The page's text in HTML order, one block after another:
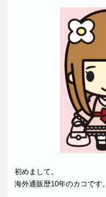
初めまして。
海外通販歴10年のカコです。